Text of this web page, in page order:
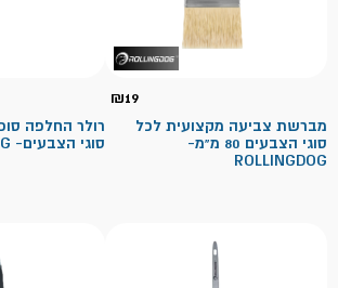
₪19
מברשת צביעה מקצועית לכל
סוגי הצבעים 80 מ"מ-
ROLLINGDOG
סוגי הצבעים- ROLLINGDOG